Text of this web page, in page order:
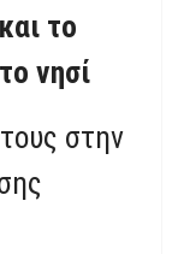
το
νησί
στην